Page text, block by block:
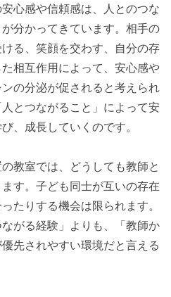
心感や信頼感は、人とのつな
分かってきています。相手の
る、笑顔を交わす、自分の存
相互作用によって、安心感や
の分泌が促されると考えられ
とつながること」によって安
、成長していくのです。
教室では、どうしても教師と
す。子ども同士が互いの存在
たりする機会は限られます。
がる経験」よりも、「教師か
先されやすい環境だと言える